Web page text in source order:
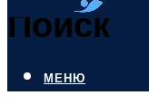
Поиск
МЕНЮ